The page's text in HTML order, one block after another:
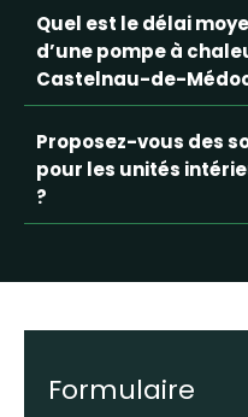
Quel est le délai
d’une pompe à
Castelnau-de-
Proposez-vous des
pour les unités
?
Formulaire